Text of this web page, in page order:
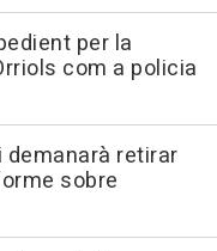
per la
com a policia
demanarà retirar
sobre